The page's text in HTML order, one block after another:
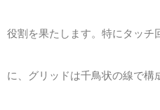
役割を果たします。特にタッチ
に、グリッドは千鳥状の線で構